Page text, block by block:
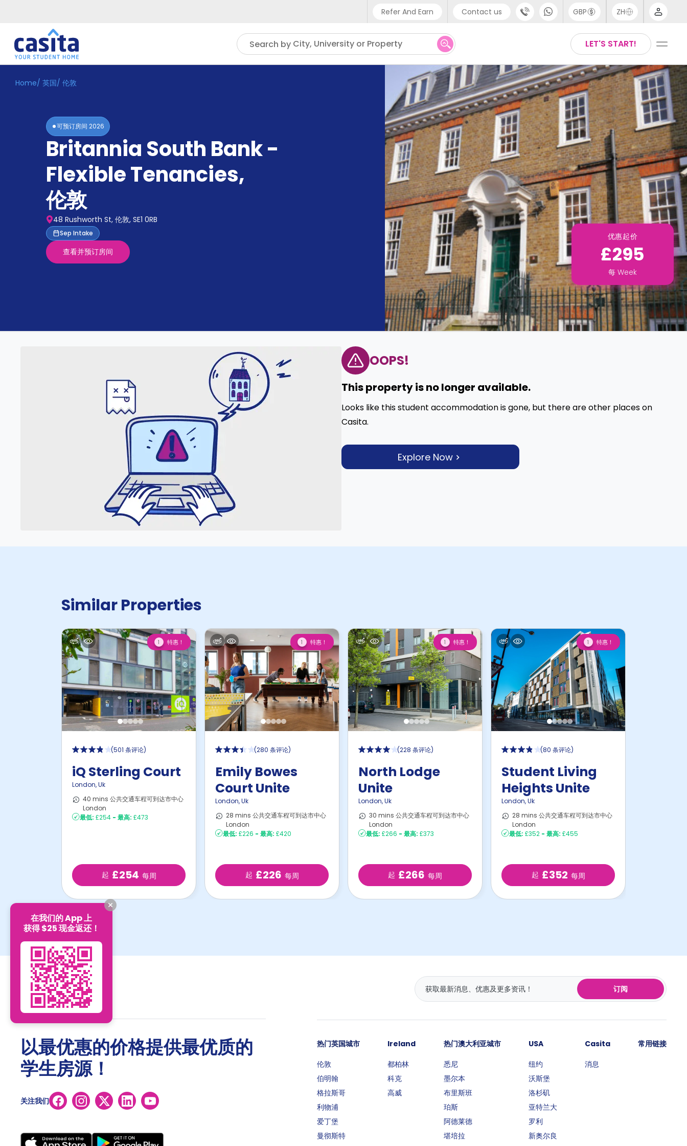
Refer And Earn Contact us
Phone support
UK - +44 (0) 20 3871 8666
IN - +91 (80) 3711 1326
US - +1 (646) 718 6172
GBP ZH
English
Thai
LET'S START!
Search by City, University or Property
Home ZH
Accommodation
Home/ 英国/ 伦敦
可预订房间 2026
Britannia South Bank -
Flexible Tenancies,
伦敦
48 Rushworth St, 伦敦, SE1 0RB
Sep Intake
查看并预订房间
优惠起价
£295
每 Week
OOPS!
This property is no longer available.
Looks like this student accommodation is gone, but there are other places on
Casita.
Explore Now
Similar Properties
1 特惠！
(501 条评论)
iQ Sterling Court
London,Uk
40 mins 公共交通车程可到达市中心
London
最低: £254 - 最高: £473
起 £254 每周
1 特惠！
(280 条评论)
Emily Bowes
Court Unite
London,Uk
28 mins 公共交通车程可到达市中心
London
最低: £226 - 最高: £420
起 £226 每周
1 特惠！
(228 条评论)
North Lodge
Unite
London,Uk
30 mins 公共交通车程可到达市中心
London
最低: £266 - 最高: £373
起 £266 每周
1 特惠！
(80 条评论)
Student Living
Heights Unite
London,Uk
28 mins 公共交通车程可到达市中心
London
最低: £352 - 最高: £455
起 £352 每周
订阅
以最优惠的价格提供最优质的
学生房源！
关注我们
热门英国城市
伦敦
伯明翰
格拉斯哥
利物浦
爱丁堡
曼彻斯特
Ireland
都柏林
科克
高威
热门澳大利亚城市
悉尼
墨尔本
布里斯班
珀斯
阿德莱德
堪培拉
USA
纽约
沃斯堡
洛杉矶
亚特兰大
罗利
新奥尔良
Casita
消息
常用链接
在我们的 App 上
获得 $25 现金返还！